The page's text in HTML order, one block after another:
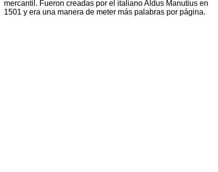
mercantil. Fueron creadas por el italiano Aldus Manutius en
1501 y era una manera de meter más palabras por página.